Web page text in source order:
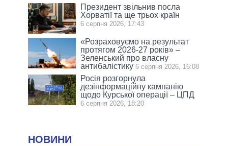
Президент звільнив посла
Хорватії та ще трьох країн
6 серпня 2026, 17:43
«Розраховуємо на результат
протягом 2026-27 років» –
Зеленський про власну
антибалістику 6 серпня 2026, 16:08
Росія розгорнула
дезінформаційну кампанію
щодо Курської операції – ЦПД
6 серпня 2026, 18:20
НОВИНИ